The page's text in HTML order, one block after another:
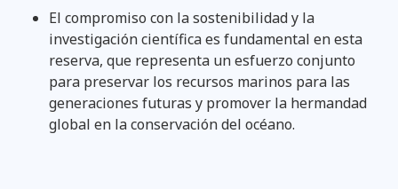
El compromiso con la sostenibilidad y la
investigación científica es fundamental en esta
reserva, que representa un esfuerzo conjunto
para preservar los recursos marinos para las
generaciones futuras y promover la hermandad
global en la conservación del océano.